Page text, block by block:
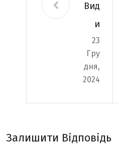
Вид
и
бен
зин
ови
ера
23
Гру
дня,
2024
Залишити Відповідь